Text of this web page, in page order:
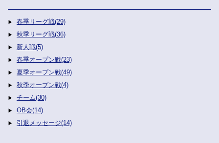
春季リーグ戦(29)
秋季リーグ戦(36)
新人戦(5)
春季オープン戦(23)
夏季オープン戦(49)
秋季オープン戦(4)
チーム(30)
OB会(14)
引退メッセージ(14)